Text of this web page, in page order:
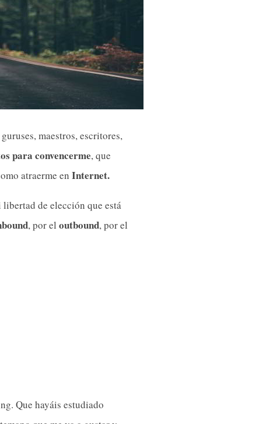
maestros, escritores,
para convencerme, que
atraerme en Internet.
de elección que está
, por el outbound, por el
Que hayáis estudiado